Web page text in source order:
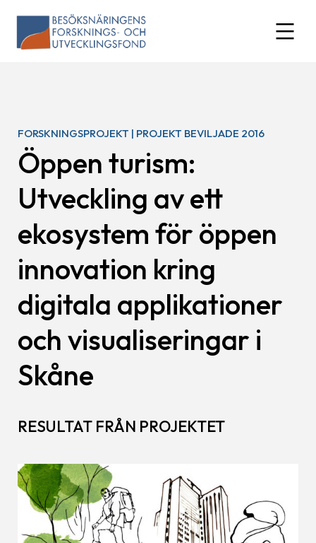
content
FORSKNINGSPROJEKT | PROJEKT BEVILJADE 2016
Öppen turism:
Utveckling av ett
ekosystem för öppen
innovation kring
digitala applikationer
och visualiseringar i
Skåne
RESULTAT FRÅN PROJEKTET